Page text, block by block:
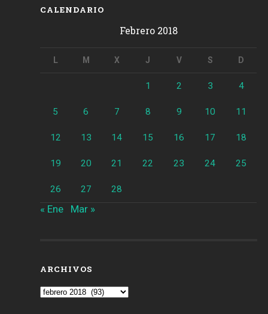
CALENDARIO
Febrero 2018
L M X J V S D
1 2 3 4
5 6 7 8 9 10 11
12 13 14 15 16 17 18
19 20 21 22 23 24 25
26 27 28
« Ene Mar »
ARCHIVOS
Archivos